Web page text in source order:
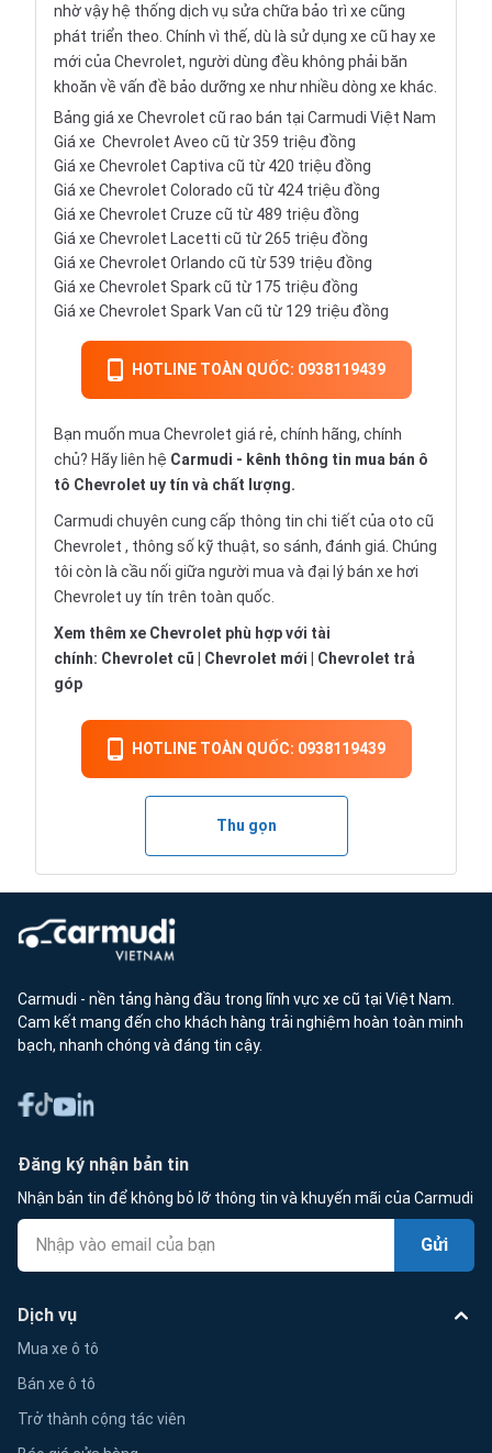
nhờ vậy hệ thống dịch vụ sửa chữa bảo trì xe cũng
phát triển theo. Chính vì thế, dù là sử dụng xe cũ hay xe
mới của Chevrolet, người dùng đều không phải băn
khoăn về vấn đề bảo dưỡng xe như nhiều dòng xe khác.
Bảng giá xe Chevrolet cũ rao bán tại Carmudi Việt Nam
Giá xe Chevrolet Aveo cũ từ 359 triệu đồng
Giá xe Chevrolet Captivacũ từ 420 triệu đồng
Giá xe Chevrolet Colorado cũ từ 424 triệu đồng
Giá xe Chevrolet Cruze cũ từ 489 triệu đồng
Giá xe Chevrolet Lacetti cũ từ 265 triệu đồng
Giá xe Chevrolet Orlando cũ từ 539 triệu đồng
Giá xe Chevrolet Sparkcũ từ 175 triệu đồng
Giá xe Chevrolet Spark Van cũ từ 129 triệu đồng
HOTLINE TOÀN QUỐC: 0938119439
Bạn muốn mua Chevrolet giá rẻ, chính hãng, chính
chủ? Hãy liên hệ Carmudi - kênh thông tin mua bán ô
tô Chevrolet uy tín và chất lượng.
Carmudi chuyên cung cấp thông tin chi tiết của oto cũ
Chevrolet , thông số kỹ thuật, so sánh, đánh giá. Chúng
tôi còn là cầu nối giữa người mua và đại lý bán xe hơi
Chevrolet uy tín trên toàn quốc.
Xem thêm xe Chevrolet phù hợp với tài
chính: Chevrolet cũ Chevrolet mới
Chevrolet trả
góp
HOTLINE TOÀN QUỐC: 0938119439
Thu gọn
Carmudi - nền tảng hàng đầu trong lĩnh vực xe cũ tại Việt Nam.
Cam kết mang đến cho khách hàng trải nghiệm hoàn toàn minh
bạch, nhanh chóng và đáng tin cậy.
Đăng ký nhận bản tin
Nhận bản tin để không bỏ lỡ thông tin và khuyến mãi của Carmudi
Gửi
Dịch vụ
Mua xe ô tô
Bán xe ô tô
Trở thành cộng tác viên